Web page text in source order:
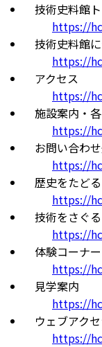
技術史料館
https://
技術史料館
https://
アクセス
https://
施設案内・
https://
お問い合わ
https://
歴史をたどる
https://
技術をさぐる
https://
体験コーナー
https://
見学案内
https://
ウェブアク
https://